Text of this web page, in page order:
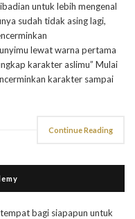
untuk lebih mengenal
sudah tidak asing lagi,
lewat warna pertama
karakter aslimu” Mulai
karakter sampai
Continue Reading
bagi siapapun untuk